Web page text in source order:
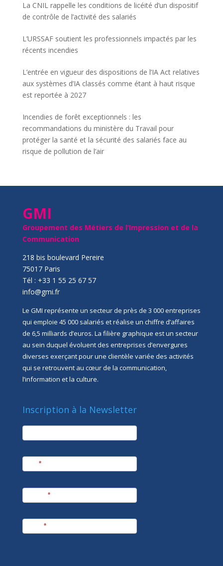
La CNIL rappelle les conditions de licéité d’un dispositif
de contrôle de l’activité des salariés
L’URSSAF soutient les professionnels impactés par les
récents incendies
L’entrée en vigueur des dispositions de l’IA Act relatives
aux systèmes d’IA classés comme étant à haut risque
est reportée à 2027
Incendies de forêt exceptionnels : les
recommandations du ministère du Travail pour
protéger la santé et la sécurité des salariés face au
risque de pollution de l’air
GMI
Groupement des Métiers de l’Impression et de la
Communication
218 bis boulevard Pereire
75017 Paris
Tél : +33 1 55 25 67 57
info@gmi.fr
Le GMI représente un secteur de près de 3 000 entreprises
qui emploie 45 000 salariés et réalise un chiffre d’affaires
de 6,5 milliards d’euros. La filière graphique est un secteur
au sein duquel évoluent des entreprises d’envergures
diverses exerçant pour une clientèle variée des activités
qui se retrouvent au cœur de la communication,
l’information et la culture.
Inscription à la Newsletter
newsletter
*
*
*